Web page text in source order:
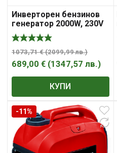
Инверторен бензинов
генератор 2000W, 230V
DeWALT DXGNI20E
1073,71€ (2099,99лв.)
689,00 € (1347,57 лв.)
КУПИ
-11%